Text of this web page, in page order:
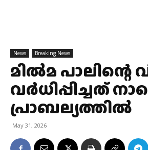
News Breaking News
മില്‍മ പാലിന്റെ
വര്‍ധിപ്പിച്ചത്
പ്രാബല്യത്തില്‍
May 31, 2026